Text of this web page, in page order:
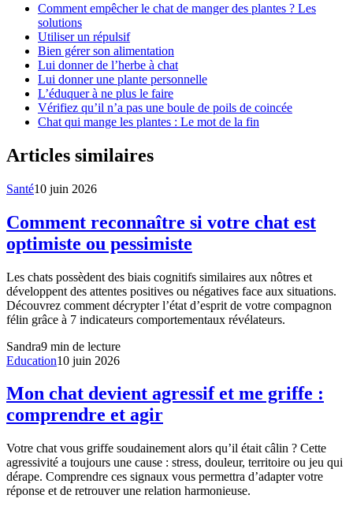
Comment empêcher le chat de manger des plantes ? Les
solutions
Utiliser un répulsif
Bien gérer son alimentation
Lui donner de l’herbe à chat
Lui donner une plante personnelle
L’éduquer à ne plus le faire
Vérifiez qu’il n’a pas une boule de poils de coincée
Chat qui mange les plantes : Le mot de la fin
Articles similaires
Santé10 juin 2026
Comment reconnaître si votre chat est
optimiste ou pessimiste
Les chats possèdent des biais cognitifs similaires aux nôtres et
développent des attentes positives ou négatives face aux situations.
Découvrez comment décrypter l’état d’esprit de votre compagnon
félin grâce à 7 indicateurs comportementaux révélateurs.
Sandra9 min de lecture
Education10 juin 2026
Mon chat devient agressif et me griffe :
comprendre et agir
Votre chat vous griffe soudainement alors qu’il était câlin ? Cette
agressivité a toujours une cause : stress, douleur, territoire ou jeu qui
dérape. Comprendre ces signaux vous permettra d’adapter votre
réponse et de retrouver une relation harmonieuse.